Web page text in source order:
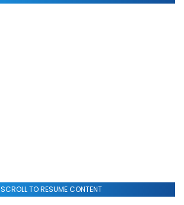
SCROLL TO RESUME CONTENT